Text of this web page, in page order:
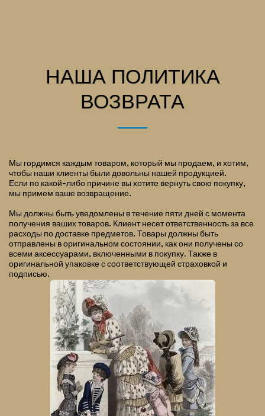
НАША ПОЛИТИКА
ВОЗВРАТА
Мы гордимся каждым товаром, который мы продаем, и хотим,
чтобы наши клиенты были довольны нашей продукцией.
Если по какой-либо причине вы хотите вернуть свою покупку,
мы примем ваше возвращение.
Мы должны быть уведомлены в течение пяти дней с момента
получения ваших товаров. Клиент несет ответственность за все
расходы по доставке предметов. Товары должны быть
отправлены в оригинальном состоянии, как они получены со
всеми аксессуарами, включенными в покупку. Также в
оригинальной упаковке с соответствующей страховкой и
подписью.